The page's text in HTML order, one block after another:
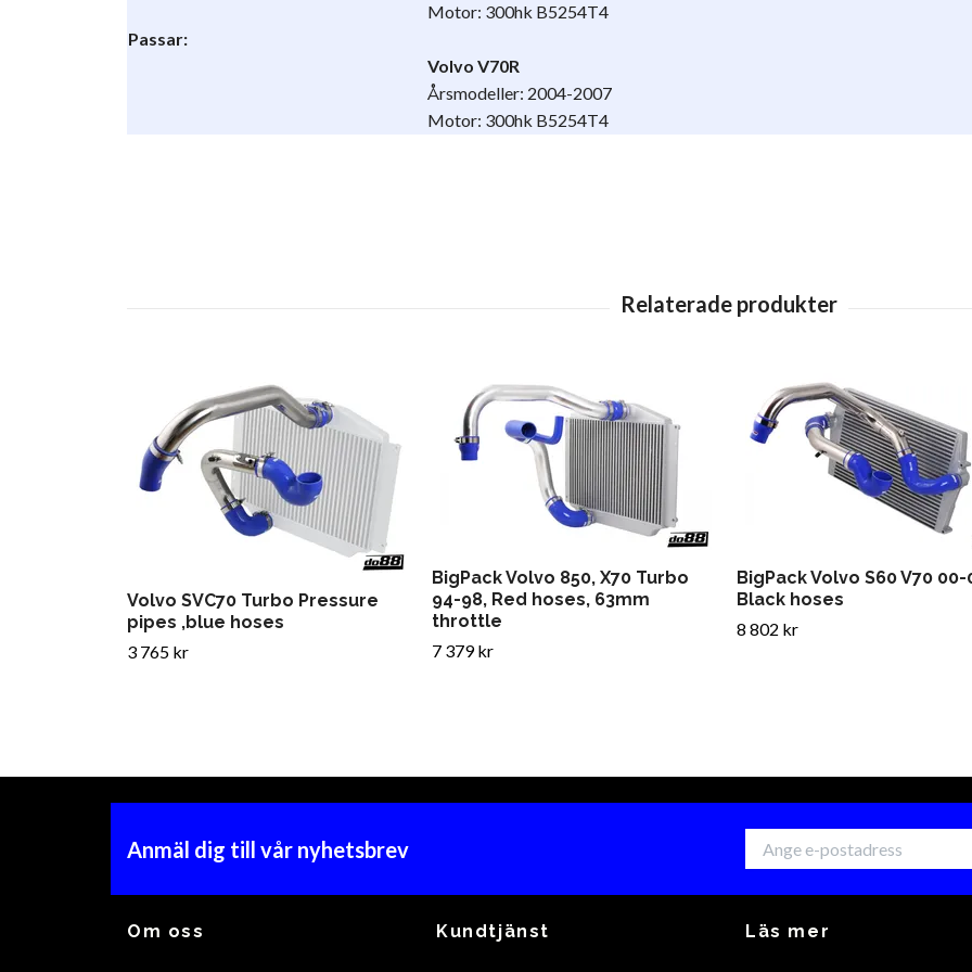
Passar:
Motor: 300hk B5254T4
Volvo V70R
Årsmodeller: 2004-2007
Motor: 300hk B5254T4
Volvo SVC70 Turbo Pressure
pipes ,blue hoses
3 765 kr
BigPack Volvo 850, X70 Turbo
94-98, Red hoses, 63mm
throttle
7 379 kr
BigPack Volvo S60 V70 00-
Black hoses
8 802 kr
Anmäl dig till vår nyhetsbrev
Om oss Kundtjänst Läs mer